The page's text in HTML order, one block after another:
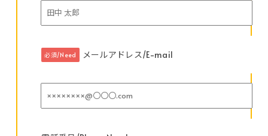
必須/Need メールアドレス/E-mail